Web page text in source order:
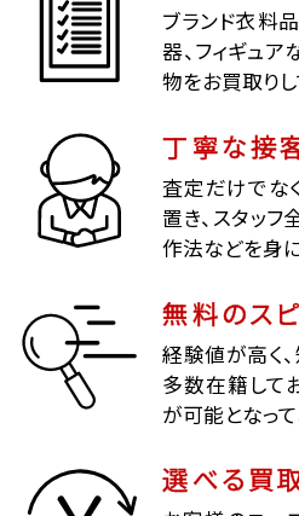
ブランド衣料
器、フィギュ
物をお買取りし
丁寧な接
査定だけでな
置き、スタッ
作法などを身
無料のス
経験値が高く
多数在籍して
が可能となって
選べる買